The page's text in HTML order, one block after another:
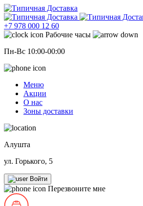
+7 978 000 12 60
Рабочие часы
Пн-Вс 10:00-00:00
Меню
Акции
О нас
Зоны доставки
Алушта
ул. Горького, 5
Войти
Перезвоните мне